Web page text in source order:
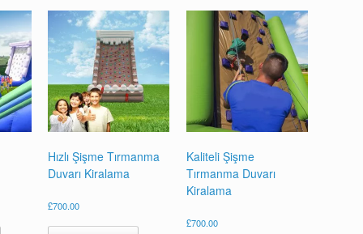
Hızlı Şişme Tırmanma
Duvarı Kiralama
£700.00
Kaliteli Şişme
Tırmanma Duvarı
Kiralama
£700.00